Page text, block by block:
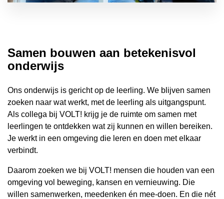
Samen bouwen aan betekenisvol
onderwijs
Ons onderwijs is gericht op de leerling. We blijven samen
zoeken naar wat werkt, met de leerling als uitgangspunt.
Als collega bij VOLT! krijg je de ruimte om samen met
leerlingen te ontdekken wat zij kunnen en willen bereiken.
Je werkt in een omgeving die leren en doen met elkaar
verbindt.
Daarom zoeken we bij VOLT! mensen die houden van een
omgeving vol beweging, kansen en vernieuwing. Die
willen samenwerken, meedenken én mee-doen. En die nét